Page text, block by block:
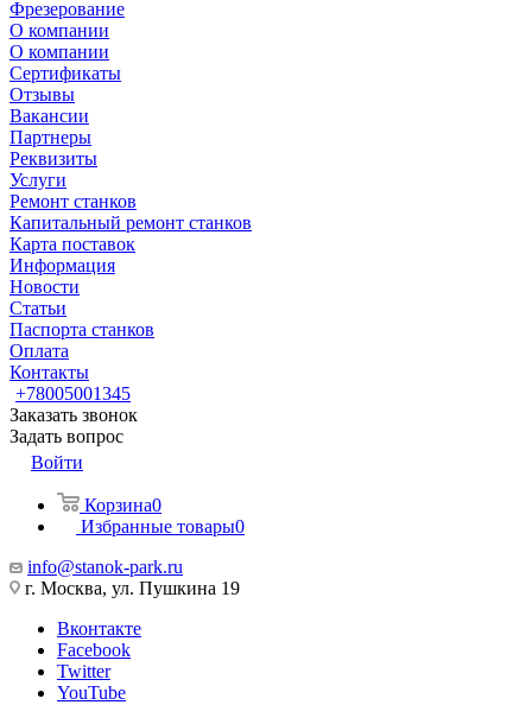
Фрезерование
О компании
О компании
Сертификаты
Отзывы
Вакансии
Партнеры
Реквизиты
Услуги
Ремонт станков
Капитальный ремонт станков
Карта поставок
Информация
Новости
Статьи
Паспорта станков
Оплата
Контакты
+78005001345
Заказать звонок
Задать вопрос
Войти
Корзина0
Избранные товары0
info@stanok-park.ru
г. Москва, ул. Пушкина 19
Вконтакте
Facebook
Twitter
YouTube